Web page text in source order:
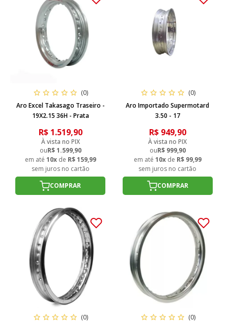
(0)
Aro Excel Takasago Traseiro -
19X2.15 36H - Prata
R$ 1.519,90
À vista no PIX
ouR$ 1.599,90
em até 10xde R$ 159,99
sem juros no cartão
COMPRAR
(0)
Aro Importado Supermotard
3.50 - 17
R$ 949,90
À vista no PIX
ouR$ 999,90
em até 10xde R$ 99,99
sem juros no cartão
COMPRAR
(0)
(0)